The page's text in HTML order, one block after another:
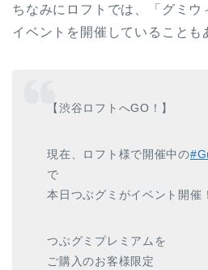
ちなみにロフトでは、「グミウ
イベントを開催していることも
【渋谷ロフトへGO！】
現在、ロフト様で開催中の
で
本日つぶグミがイベント開催！
つぶグミプレミアムを
ご購入のお客様限定